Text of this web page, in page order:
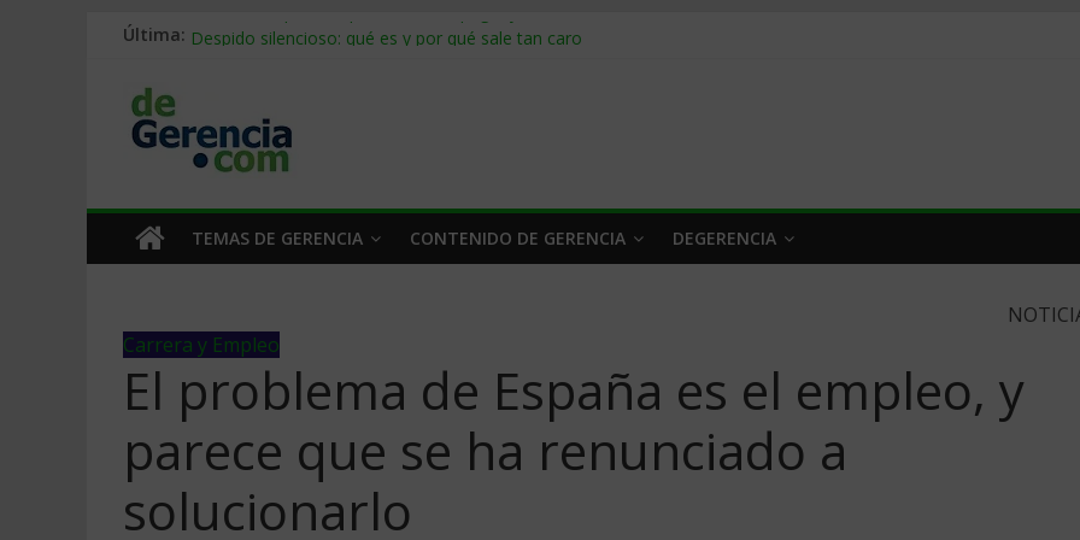
Última: Stablecoins para empresas: cómo pagar y cobrar en 2026
Trabajo forzoso en la cadena de suministro: qué hacer
Mercado hispano de EE. UU.: cómo segmentarlo y venderle
TEMAS DE GERENCIA CONTENIDO DE GERENCIA DEGERENCIA
Carrera y Empleo
El problema de España es el empleo, y
parece que se ha renunciado a
solucionarlo